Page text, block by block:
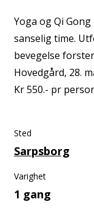
Yoga og Qi
sanselig time.
bevegelse
Hovedgård, 28.
Kr 550.- pr
Sted
Sarpsborg
Varighet
1 gang